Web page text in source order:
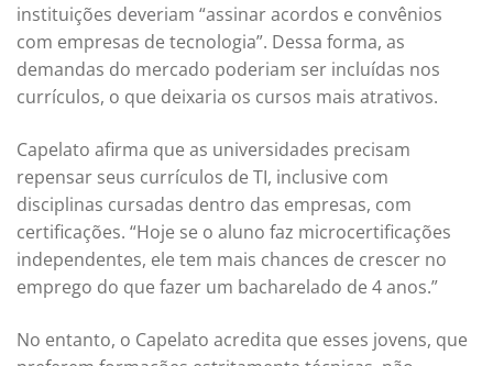
instituições deveriam “assinar acordos e convênios
com empresas de tecnologia”. Dessa forma, as
demandas do mercado poderiam ser incluídas nos
currículos, o que deixaria os cursos mais atrativos.
Capelato afirma que as universidades precisam
repensar seus currículos de TI, inclusive com
disciplinas cursadas dentro das empresas, com
certificações. “Hoje se o aluno faz microcertificações
independentes, ele tem mais chances de crescer no
emprego do que fazer um bacharelado de 4 anos.”
No entanto, o Capelato acredita que esses jovens, que